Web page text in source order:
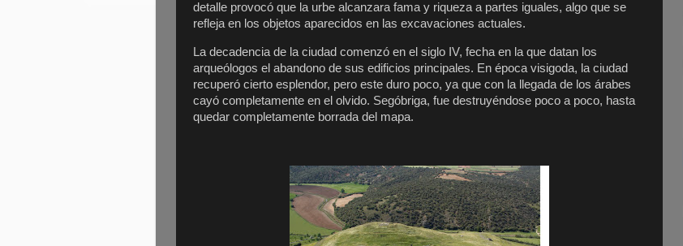
detalle provocó que la urbe alcanzara fama y riqueza a partes iguales, algo que se
refleja en los objetos aparecidos en las excavaciones actuales.
La decadencia de la ciudad comenzó en el siglo IV, fecha en la que datan los
arqueólogos el abandono de sus edificios principales. En época visigoda, la ciudad
recuperó cierto esplendor, pero este duro poco, ya que con la llegada de los árabes
cayó completamente en el olvido. Segóbriga, fue destruyéndose poco a poco, hasta
quedar completamente borrada del mapa.